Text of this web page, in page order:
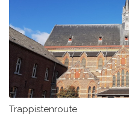
Trappistenroute